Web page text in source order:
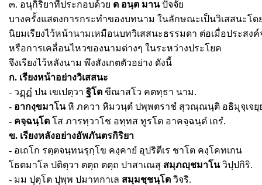
๓. อนุกิริยาที่ประกอบด้วย ต อนฺต มานปัจจัย
บางครั้งแสดงการกระทำของบทนาม ในลักษณะเป็นวิเสสนะโด
นิยมเรียงไว้หน้านามเหมือนบทวิเสสนะธรรมดา ต่อเมื่อประสง
หรือการเคลื่อนไหวของนามต่างๆ ในระหว่างประโยค
จึงเรียงไว้หลังนาม พึงสังเกตตัวอย่าง ดังนี้
ก. เรียงหน้าอย่างวิเสสนะ
- วฏฺฏํ ปน เขเปตฺวา ฐิโต ขีณาสโว คตทฺธา นาม.
-อากงฺขมาโนหิ ภควา หิมวนฺตํ ปพฺพตราชํ สุวณฺณนฺติ อธิมุจฺเจยฺ
- คจฺฉนฺโตโส ภารทฺวาโช อทฺทส ทูรโต อาคจฺฉนฺตํ เถรํ.
ข. เรียงหลังอย่างอัพภันตรกิริยา
- อเถโก รตฺตจนฺทนรุกฺโข คงฺคายํ อุปริตีเร ชาโต คงฺโคทเกน
โธตมาโล ปติตฺวา ตตฺถ ตตฺถ ปาสาเณสุ สมฺภญฺชมาโนวิปฺปกิริ.
- มม ปุตฺโต ปุพฺพ ปมาทกาเล สมฺมชฺชนฺโตวิจริ.